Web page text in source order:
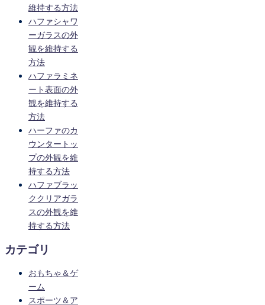
維持する方法
ハファシャワ
ーガラスの外
観を維持する
方法
ハファラミネ
ート表面の外
観を維持する
方法
ハーファのカ
ウンタートッ
プの外観を維
持する方法
ハファブラッ
ククリアガラ
スの外観を維
持する方法
カテゴリ
おもちゃ＆ゲ
ーム
スポーツ＆ア